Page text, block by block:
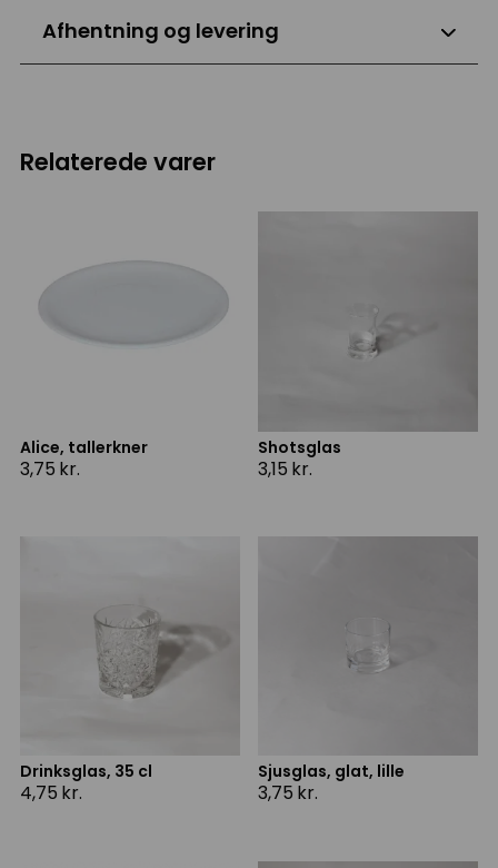
Afhentning og levering
Relaterede varer
Alice, tallerkner
3,75 kr.
Shotsglas
3,15 kr.
Drinksglas, 35 cl
4,75 kr.
Sjusglas, glat, lille
3,75 kr.